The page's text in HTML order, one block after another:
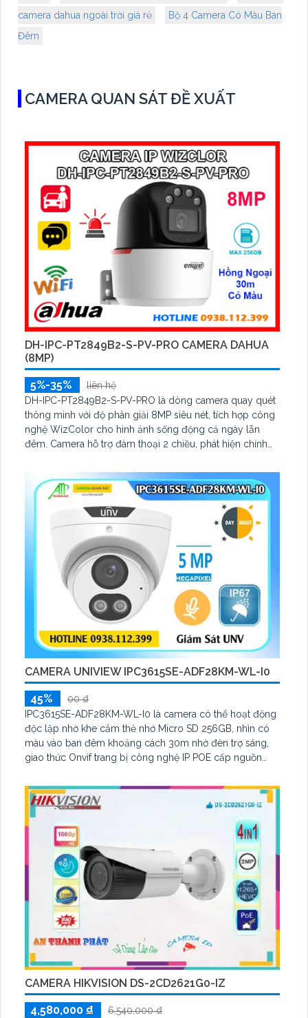
camera dahua ngoài trời giá rẻ
Bộ 4 Camera Có Màu Ban
Đêm
CAMERA QUAN SÁT ĐỀ XUẤT
DH-IPC-PT2849B2-S-PV-PRO CAMERA DAHUA
(8MP)
5%-35%
liên hệ
DH-IPC-PT2849B2-S-PV-PRO là dòng camera quay quét
thông minh với độ phân giải 8MP siêu nét, tích hợp công
nghệ WizColor cho hình ảnh sống động cả ngày lẫn
đêm. Camera hỗ trợ đàm thoại 2 chiều, phát hiện chính
CAMERA UNIVIEW IPC3615SE-ADF28KM-WL-I0
45%
00 ₫
IPC3615SE-ADF28KM-WL-I0 là camera có thể hoạt động
độc lập nhờ khe cắm thẻ nhớ Micro SD 256GB, nhìn có
màu vào ban đêm khoảng cách 30m nhờ đèn trợ sáng,
giao thức Onvif trang bị công nghệ IP POE cấp nguồn
120db, độ phân giải 5.0 MP
CAMERA HIKVISION DS-2CD2621G0-IZ
4,580,000 ₫
6,540,000 ₫